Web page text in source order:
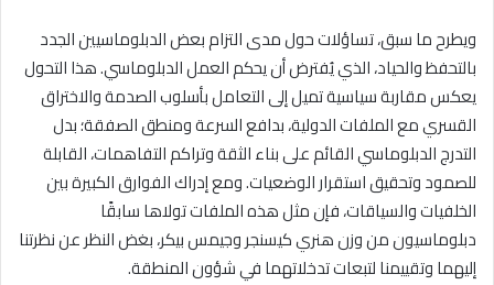
ويطرح ما سبق، تساؤلات حول مدى التزام بعض الدبلوماسيين الجدد
بالتحفظ والحياد، الذي يُفترض أن يحكم العمل الدبلوماسي. هذا التحول
يعكس مقاربة سياسية تميل إلى التعامل بأسلوب الصدمة والاختراق
القسري مع الملفات الدولية، بدافع السرعة ومنطق الصفقة؛ بدل
التدرج الدبلوماسي القائم على بناء الثقة وتراكم التفاهمات، القابلة
للصمود وتحقيق استقرار الوضعيات. ومع إدراك الفوارق الكبيرة بين
الخلفيات والسياقات، فإن مثل هذه الملفات تولاها سابقًا
دبلوماسيون من وزن هنري كيسنجر وجيمس بيكر، بغض النظر عن نظرتنا
إليهما وتقييمنا لتبعات تدخلاتهما في شؤون المنطقة.